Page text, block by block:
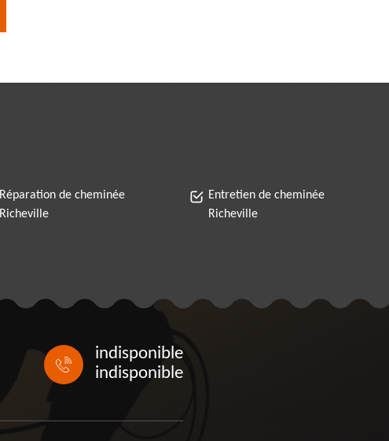
Réparation de cheminée
Richeville
Entretien de cheminée
Richeville
indisponible
indisponible